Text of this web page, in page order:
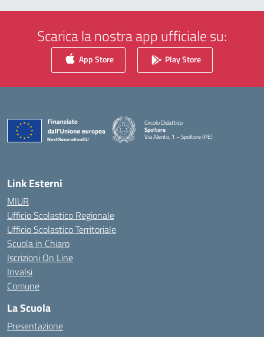
Scarica la nostra app ufficiale su:
App Store Play Store
Circolo Didattico
Spoltore
Via Alento, 1 – Spoltore (PE)
— Visita la pagina iniziale della scuola
Link Esterni
MIUR
Ufficio Scolastico Regionale
Ufficio Scolastico Territoriale
Scuola in Chiaro
Iscrizioni On Line
Invalsi
Comune
La Scuola
Presentazione